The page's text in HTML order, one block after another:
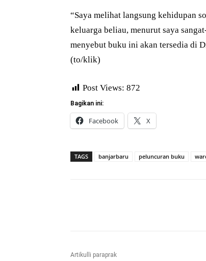
“Saya melihat langsung kehidupan
keluarga beliau, menurut saya
menyebut buku ini akan tersedia di
(to/klik)
Post Views: 872
Bagikan ini:
Facebook X
TAGS banjarbaru peluncuran buku
Artikulli paraprak